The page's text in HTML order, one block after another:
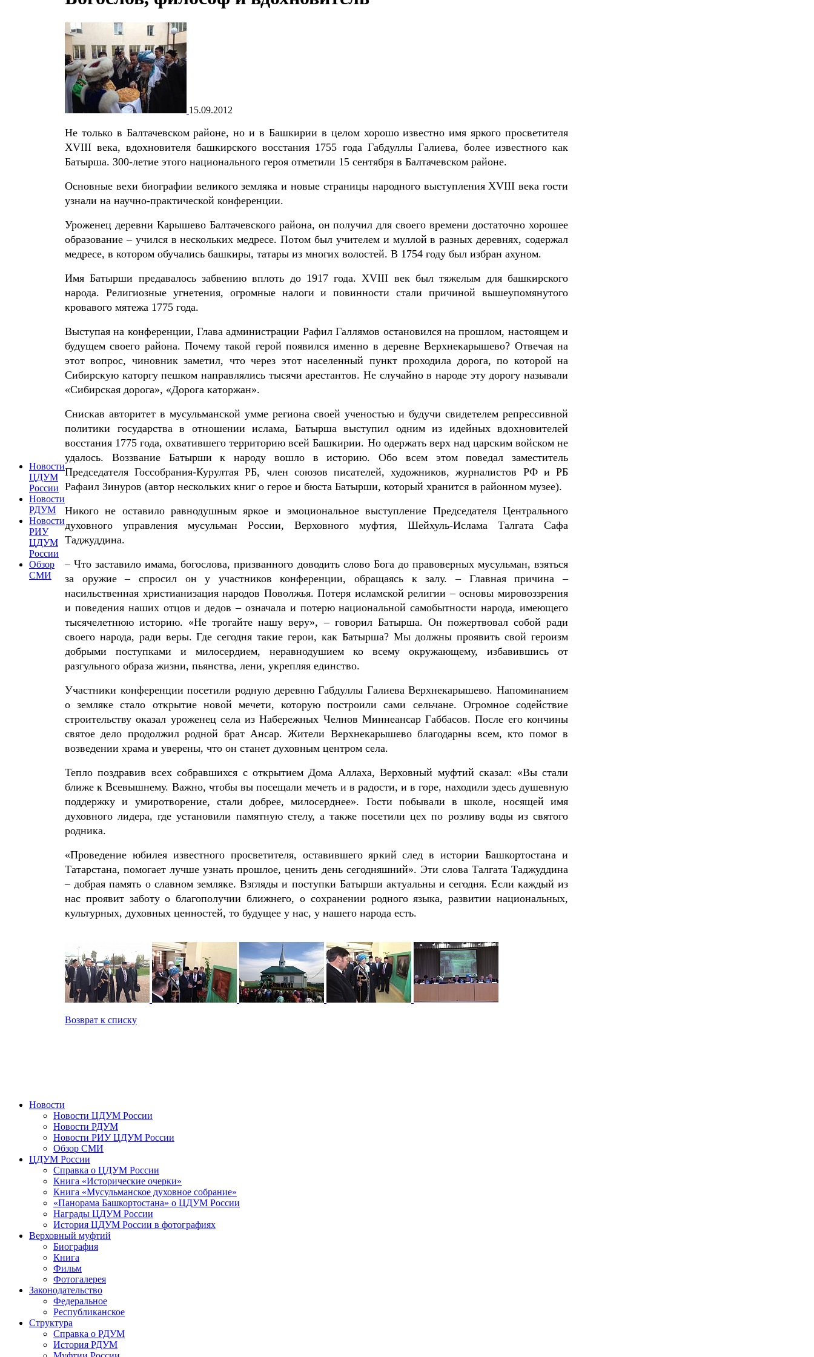
Новости
ЦДУМ
России
Новости
РДУМ
Новости
РИУ
ЦДУМ
России
Обзор
СМИ
15.09.2012
Не только в Балтачевском районе, но и в Башкирии в целом хорошо известно имя яркого просветителя
XVIII века, вдохновителя башкирского восстания 1755 года Габдуллы Галиева, более известного как
Батырша. 300-летие этого национального героя отметили 15 сентября в Балтачевском районе.
Основные вехи биографии великого земляка и новые страницы народного выступления XVIII века гости
узнали на научно-практической конференции.
Уроженец деревни Карышево Балтачевского района, он получил для своего времени достаточно хорошее
образование – учился в нескольких медресе. Потом был учителем и муллой в разных деревнях, содержал
медресе, в котором обучались башкиры, татары из многих волостей. В 1754 году был избран ахуном.
Имя Батырши предавалось забвению вплоть до 1917 года. XVIII век был тяжелым для башкирского
народа. Религиозные угнетения, огромные налоги и повинности стали причиной вышеупомянутого
кровавого мятежа 1775 года.
Выступая на конференции, Глава администрации Рафил Галлямов остановился на прошлом, настоящем и
будущем своего района. Почему такой герой появился именно в деревне Верхнекарышево? Отвечая на
этот вопрос, чиновник заметил, что через этот населенный пункт проходила дорога, по которой на
Сибирскую каторгу пешком направлялись тысячи арестантов. Не случайно в народе эту дорогу называли
«Сибирская дорога», «Дорога каторжан».
Снискав авторитет в мусульманской умме региона своей ученостью и будучи свидетелем репрессивной
политики государства в отношении ислама, Батырша выступил одним из идейных вдохновителей
восстания 1775 года, охватившего территорию всей Башкирии. Но одержать верх над царским войском не
удалось. Воззвание Батырши к народу вошло в историю. Обо всем этом поведал заместитель
Председателя Госсобрания-Курултая РБ, член союзов писателей, художников, журналистов РФ и РБ
Рафаил Зинуров (автор нескольких книг о герое и бюста Батырши, который хранится в районном музее).
Никого не оставило равнодушным яркое и эмоциональное выступление Председателя Центрального
духовного управления мусульман России, Верховного муфтия, Шейхуль-Ислама Талгата Сафа
Таджуддина.
– Что заставило имама, богослова, призванного доводить слово Бога до правоверных мусульман, взяться
за оружие – спросил он у участников конференции, обращаясь к залу. – Главная причина –
насильственная христианизация народов Поволжья. Потеря исламской религии – основы мировоззрения
и поведения наших отцов и дедов – означала и потерю национальной самобытности народа, имеющего
тысячелетнюю историю. «Не трогайте нашу веру», – говорил Батырша. Он пожертвовал собой ради
своего народа, ради веры. Где сегодня такие герои, как Батырша? Мы должны проявить свой героизм
добрыми поступками и милосердием, неравнодушием ко всему окружающему, избавившись от
разгульного образа жизни, пьянства, лени, укрепляя единство.
Участники конференции посетили родную деревню Габдуллы Галиева Верхнекарышево. Напоминанием
о земляке стало открытие новой мечети, которую построили сами сельчане. Огромное содействие
строительству оказал уроженец села из Набережных Челнов Миннеансар Габбасов. После его кончины
святое дело продолжил родной брат Ансар. Жители Верхнекарышево благодарны всем, кто помог в
возведении храма и уверены, что он станет духовным центром села.
Тепло поздравив всех собравшихся с открытием Дома Аллаха, Верховный муфтий сказал: «Вы стали
ближе к Всевышнему. Важно, чтобы вы посещали мечеть и в радости, и в горе, находили здесь душевную
поддержку и умиротворение, стали добрее, милосерднее». Гости побывали в школе, носящей имя
духовного лидера, где установили памятную стелу, а также посетили цех по розливу воды из святого
родника.
«Проведение юбилея известного просветителя, оставившего яркий след в истории Башкортостана и
Татарстана, помогает лучше узнать прошлое, ценить день сегодняшний». Эти слова Талгата Таджуддина
– добрая память о славном земляке. Взгляды и поступки Батырши актуальны и сегодня. Если каждый из
нас проявит заботу о благополучии ближнего, о сохранении родного языка, развитии национальных,
культурных, духовных ценностей, то будущее у нас, у нашего народа есть.
Возврат к списку
Новости
Новости ЦДУМ России
Новости РДУМ
Новости РИУ ЦДУМ России
Обзор СМИ
ЦДУМ России
Справка о ЦДУМ России
Книга «Исторические очерки»
Книга «Мусульманское духовное собрание»
«Панорама Башкортостана» о ЦДУМ России
Награды ЦДУМ России
История ЦДУМ России в фотографиях
Верховный муфтий
Биография
Книга
Фильм
Фотогалерея
Законодательство
Федеральное
Республиканское
Структура
Справка о РДУМ
История РДУМ